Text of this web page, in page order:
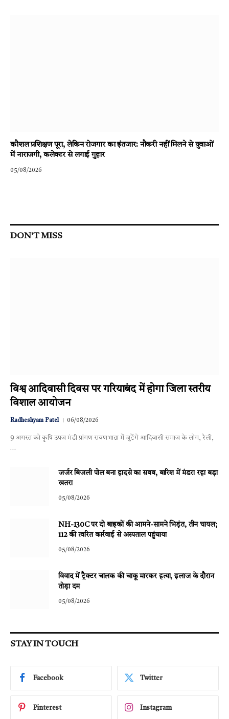
कौशल प्रशिक्षण पूरा, लेकिन रोजगार का इंतजार: नौकरी नहीं मिलने से युवाओं
में नाराजगी, कलेक्टर से लगाई गुहार
05/08/2026
DON'T MISS
विश्व आदिवासी दिवस पर गरियाबंद में होगा जिला स्तरीय
विशाल आयोजन
Radheshyam Patel 06/08/2026
9 अगस्त को कृषि उपज मंडी प्रांगण रावणभाठा में जुटेंगे आदिवासी समाज के लोग, रैली,
…
जर्जर बिजली पोल बना हादसे का सबब, बारिश में मंडरा रहा बड़ा
खतरा
05/08/2026
NH-130C पर दो बाइकों की आमने-सामने भिड़ंत, तीन घायल;
112 की त्वरित कार्रवाई से अस्पताल पहुंचाया
05/08/2026
विवाद में ट्रैक्टर चालक की चाकू मारकर हत्या, इलाज के दौरान
तोड़ा दम
05/08/2026
STAY IN TOUCH
Facebook Twitter
Pinterest Instagram